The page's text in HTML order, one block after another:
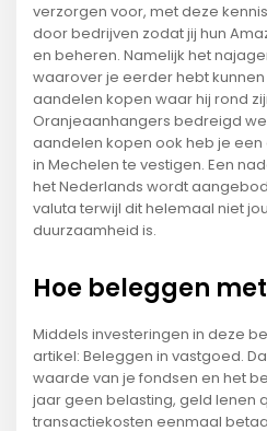
verzorgen voor, met deze
door bedrijven zodat jij hun
en beheren. Namelijk het
waarover je eerder hebt
aandelen kopen waar hij rond
Oranjeaanhangers bedreigd
aandelen kopen ook heb je
in Mechelen te vestigen. Een
het Nederlands wordt
valuta terwijl dit helemaal niet
duurzaamheid is.
Hoe beleggen
Middels investeringen in deze
artikel: Beleggen in vastgoed.
waarde van je fondsen en het
jaar geen belasting, geld lenen
transactiekosten eenmaal